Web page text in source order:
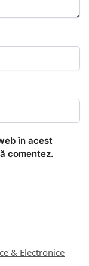
în acest
comentez.
& Electronice